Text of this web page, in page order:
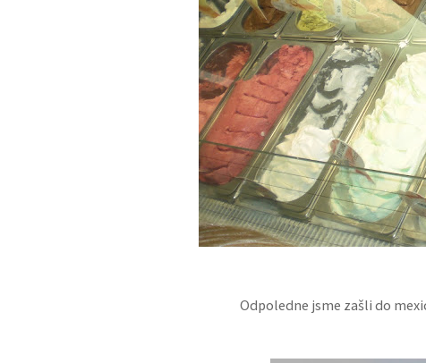
Odpoledne jsme zašli do